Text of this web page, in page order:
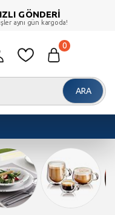
GÖNDERİ
aynı gün kargoda!
ARA
0